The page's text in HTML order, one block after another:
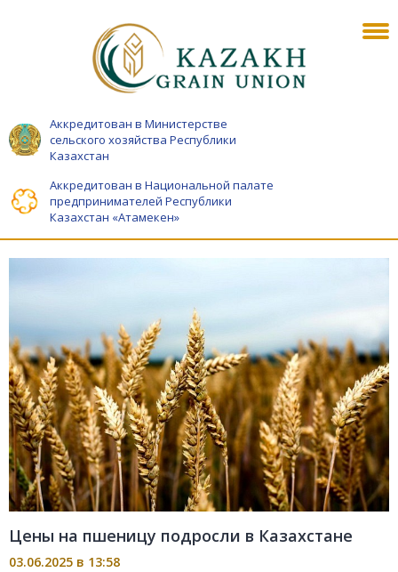
Аккредитован в Министерстве
сельского хозяйства Республики
Казахстан
Аккредитован в Национальной палате
предпринимателей Республики
Казахстан «Атамекен»
Цены на пшеницу подросли в Казахстане
03.06.2025 в 13:58